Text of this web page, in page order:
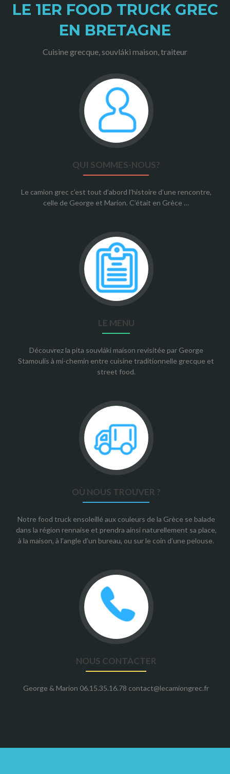
LE 1ER FOOD TRUCK GREC
EN BRETAGNE
Cuisine grecque, souvláki maison, traiteur
QUI SOMMES-NOUS?
Le camion grec c’est tout d’abord l’histoire d’une rencontre,
celle de George et Marion. C’était en Grèce …
LE MENU
Découvrez la pita souvláki maison revisitée par George
Stamoulis à mi-chemin entre cuisine traditionnelle grecque et
street food.
OÙ NOUS TROUVER ?
Notre food truck ensoleillé aux couleurs de la Grèce se balade
dans la région rennaise et prendra ainsi naturellement sa place,
à la maison, à l’angle d’un bureau, ou sur le coin d’une pelouse.
NOUS CONTACTER
George & Marion 06.15.35.16.78 contact@lecamiongrec.fr